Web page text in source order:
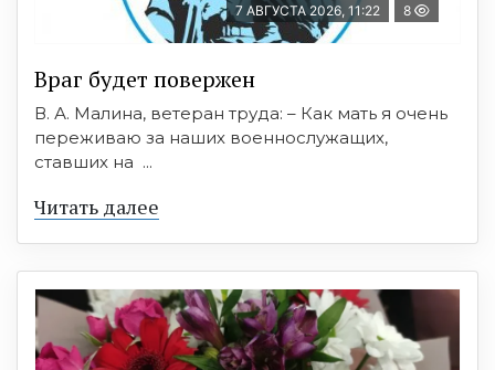
7 АВГУСТА 2026, 11:22 8
Враг будет повержен
В. А. Малина, ветеран труда: – Как мать я очень
переживаю за наших военнослужащих,
ставших на ...
Читать далее